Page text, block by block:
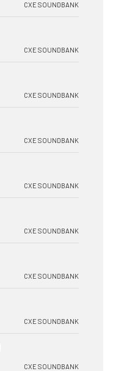
CXE SOUNDBANK
CXE SOUNDBANK
CXE SOUNDBANK
CXE SOUNDBANK
CXE SOUNDBANK
CXE SOUNDBANK
CXE SOUNDBANK
CXE SOUNDBANK
CXE SOUNDBANK